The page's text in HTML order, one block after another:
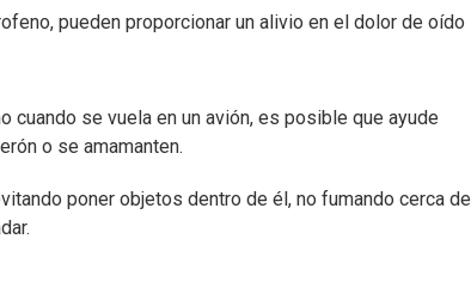
pueden proporcionar un alivio en el dolor de oído
cuando se vuela en un avión, es posible que ayude
o se amamanten.
poner objetos dentro de él, no fumando cerca de